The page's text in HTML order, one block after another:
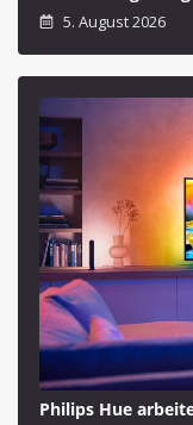
5. August 2026
Philips Hue